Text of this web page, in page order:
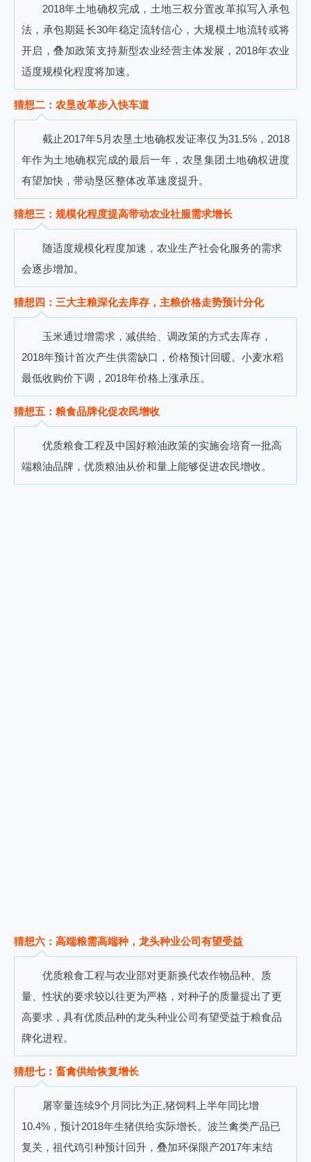
2018年土地确权完成 ， 土地三权分置改革拟写入承包
法 ， 承包期延长30年稳定流转信心 ， 大规模土地流转或将
开启 ，叠加政策支持新型农业经营主体发展 ， 2018年农业
适度规模化程度将加速。
猜想二：农垦改革步入快车道
截止2017年5月农垦土地确权发证率仅为31.5%， 2018
年作为土地确权完成的最后一年 ， 农垦集团土地确权进度
有望加快 ， 带动垦区整体改革速度提升。
猜想三：规模化程度提高带动农业社服需求增长
随适度规模化程度加速 ， 农业生产社会化服务的需求
会逐步增加。
猜想四：三大主粮深化去库存，主粮价格走势预计分化
玉米通过增需求 ， 减供给 调政策的方式去库存 ，
2018年预计首次产生供需缺口 ， 价格预计回暖。小麦水稻
最低收购价下调 ， 2018年价格上涨承压。
猜想五：粮食品牌化促农民增收
优质粮食工程及中国好粮油政策的实施会培育一批高
端粮油品牌 ， 优质粮油从价和量上能够促进农民增收。
猜想六：高端粮需高端种，龙头种业公司有望受益
优质粮食工程与农业部对更新换代农作物品种、质
量、性状的要求较以往更为严格 ， 对种子的质量提出了更
高要求 ， 具有优质品种的龙头种业公司有望受益于粮食品
牌化进程。
猜想七：畜禽供给恢复增长
屠宰量连续9个月同比为正,猪饲料上半年同比增
10.4% ， 预计2018年生猪供给实际增长。波兰禽类产品已
复关 ， 祖代鸡引种预计回升 ， 叠加环保限产2017年末结